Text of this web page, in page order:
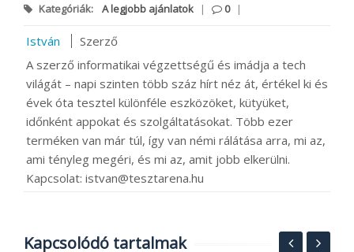
Kategóriák: A legjobb ajánlatok | 0 |
István
Szerző
A szerző informatikai végzettségű és imádja a tech
világát – napi szinten több száz hírt néz át, értékel ki és
évek óta tesztel különféle eszközöket, kütyüket,
időnként appokat és szolgáltatásokat. Több ezer
terméken van már túl, így van némi rálátása arra, mi az,
ami tényleg megéri, és mi az, amit jobb elkerülni.
Kapcsolat: istvan@tesztarena.hu
Kapcsolódó tartalmak